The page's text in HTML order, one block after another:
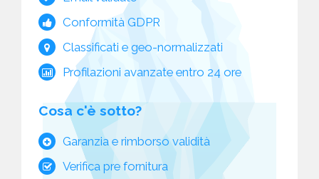
Conformità GDPR
Classificati e geo-normalizzati
Profilazioni avanzate entro 24 ore
Cosa c'è sotto?
Garanzia e rimborso validità
Verifica pre fornitura